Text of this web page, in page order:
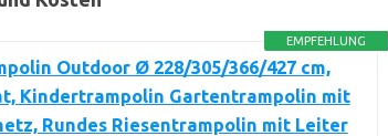
EMPFEHLUNG
Outdoor Ø 228/305/366/427 cm,
Kindertrampolin Gartentrampolin mit
Rundes Riesentrampolin mit Leiter